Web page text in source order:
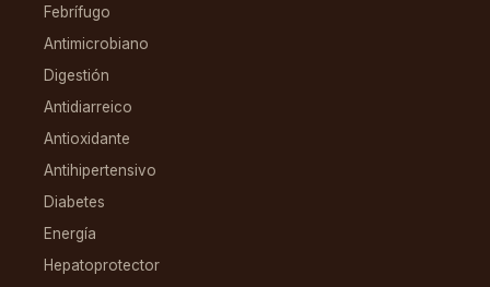
Febrífugo
Antimicrobiano
Digestión
Antidiarreico
Antioxidante
Antihipertensivo
Diabetes
Energía
Hepatoprotector